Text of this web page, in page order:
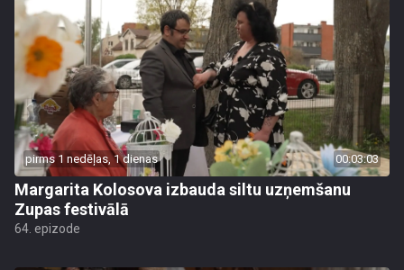
pirms 1 nedēļas, 1 dienas 00:03:03
Margarita Kolosova izbauda siltu uzņemšanu
Zupas festivālā
64. epizode